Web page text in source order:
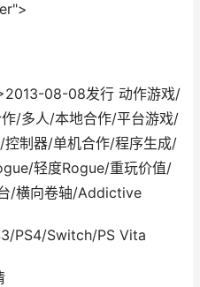
08-08发行 动作游戏/
/多人/本地合作/平台游戏/
制器/单机合作/程序生成/
轻度Rogue/重玩价值/
/横向卷轴/Addictive
PS4/Switch/PS Vita